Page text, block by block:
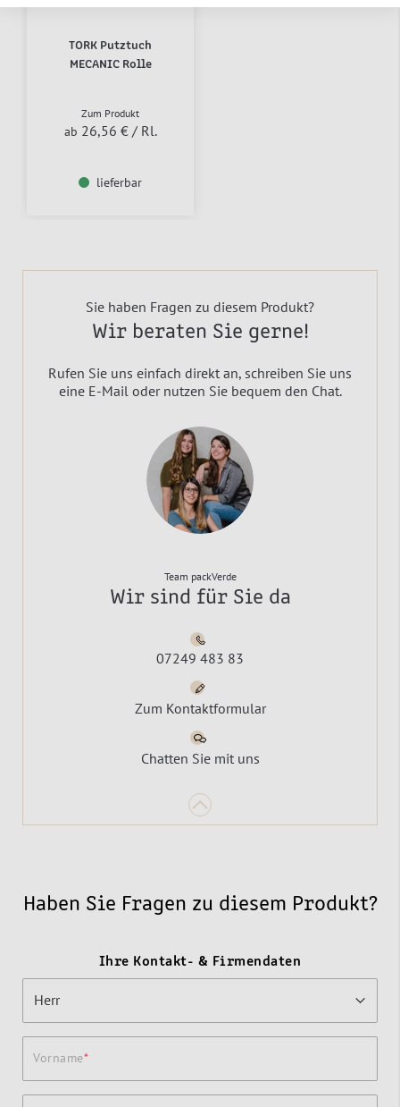
TORK Putztuch
MECANIC Rolle
Zum Produkt
ab 26,56 € / Rl.
lieferbar
Sie haben Fragen zu diesem Produkt?
Wir beraten Sie gerne!
Rufen Sie uns einfach direkt an, schreiben Sie uns
eine E-Mail oder nutzen Sie bequem den Chat.
Team packVerde
Wir sind für Sie da
07249 483 83
Zum Kontaktformular
Chatten Sie mit uns
Haben Sie Fragen zu diesem Produkt?
Ihre Kontakt- & Firmendaten
Vorname